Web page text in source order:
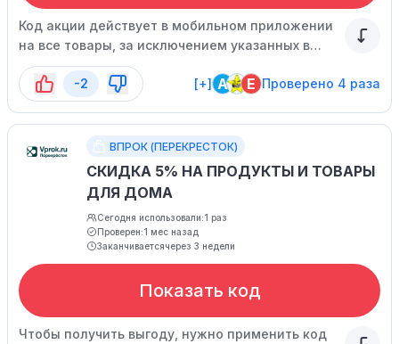
Код акции действует в мобильном приложении
на все товары, за исключением указанных в
списке. Спешите воспользоваться
предложением, оно ограничено по времени.
-2 [+] A E Проверено 4 раза
ВПРОК (ПЕРЕКРЕСТОК)
СКИДКА 5% НА ПРОДУКТЫ И ТОВАРЫ
ДЛЯ ДОМА
Сегодня использовали:1 раз
Проверен:1 мес назад
Заканчиваетсячерез 3 недели
Показать код
Чтобы получить выгоду, нужно применить код